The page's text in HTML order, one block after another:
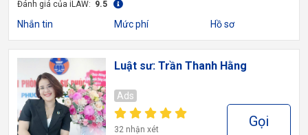
Đánh giá của iLAW: 9.5
Nhắn tin Mức phí Hồ sơ
Luật sư: Trần Thanh Hằng
Ads
32 nhận xét Gọi